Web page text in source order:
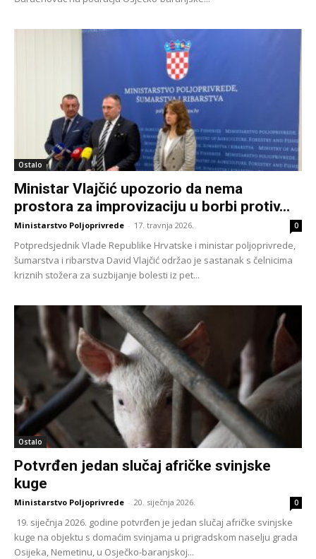
Ostalo
Ministar Vlajčić upozorio da nema
prostora za improvizaciju u borbi protiv...
Ministarstvo Poljoprivrede - 17. travnja 2026. 0
Potpredsjednik Vlade Republike Hrvatske i ministar poljoprivrede,
šumarstva i ribarstva David Vlajčić održao je sastanak s čelnicima
kriznih stožera za suzbijanje bolesti iz pet...
Ostalo
Potvrđen jedan slučaj afričke svinjske
kuge
Ministarstvo Poljoprivrede - 20. siječnja 2026. 0
19. siječnja 2026. godine potvrđen je jedan slučaj afričke svinjske
kuge na objektu s domaćim svinjama u prigradskom naselju grada
Osijeka, Nemetinu, u Osječko-baranjskoj...